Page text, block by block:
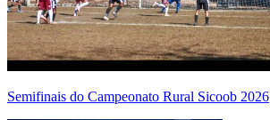
Semifinais do Campeonato Rural Sicoob 2026